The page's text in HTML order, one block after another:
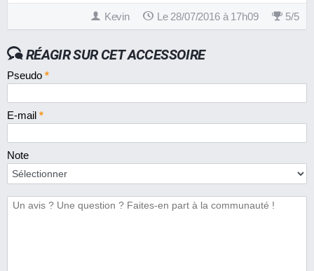
Kevin Le 28/07/2016 à 17h09 5/5
RÉAGIR SUR CET ACCESSOIRE
Pseudo *
E-mail *
Note